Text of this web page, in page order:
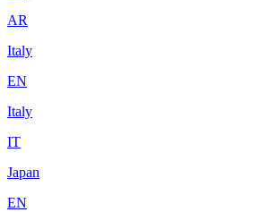
AR
Italy
EN
Italy
IT
Japan
EN